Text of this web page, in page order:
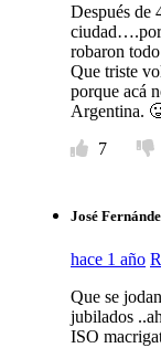
Después de
robaron
Que triste
porque acá
Argentina.
7
José
hace 1 año
Que se
jubilados
ISO